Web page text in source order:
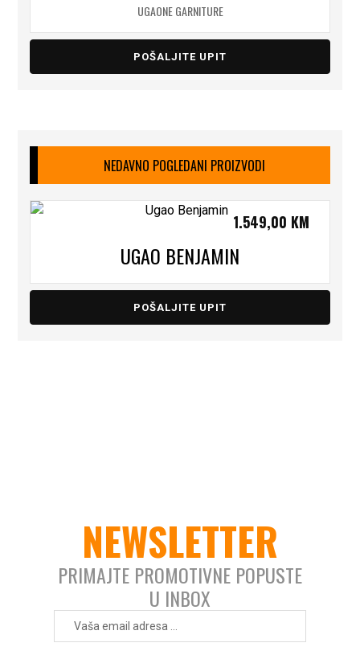
UGAONE GARNITURE
POŠALJITE UPIT
NEDAVNO POGLEDANI PROIZVODI
UGAO BENJAMIN
1.549,00 KM
POŠALJITE UPIT
NEWSLETTER
PRIMAJTE PROMOTIVNE POPUSTE
U INBOX